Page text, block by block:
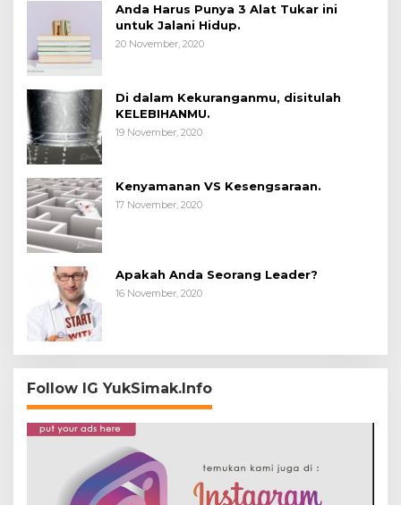
Anda Harus Punya 3 Alat Tukar ini
untuk Jalani Hidup.
20 November, 2020
Di dalam Kekuranganmu, disitulah
KELEBIHANMU.
19 November, 2020
Kenyamanan VS Kesengsaraan.
17 November, 2020
Apakah Anda Seorang Leader?
16 November, 2020
Follow IG YukSimak.Info